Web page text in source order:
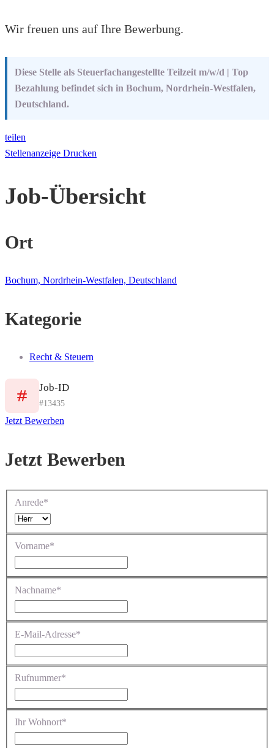
Wir freuen uns auf Ihre Bewerbung.
Diese Stelle als Steuerfachangestellte Teilzeit m/w/d | Top
Bezahlung befindet sich in Bochum, Nordrhein-Westfalen,
Deutschland.
teilen
Stellenanzeige Drucken
Job-Übersicht
Ort
Bochum, Nordrhein-Westfalen, Deutschland
Kategorie
Recht & Steuern
Job-ID
#13435
Jetzt Bewerben
Jetzt Bewerben
Anrede*
Vorname*
Nachname*
E-Mail-Adresse*
Rufnummer*
Ihr Wohnort*